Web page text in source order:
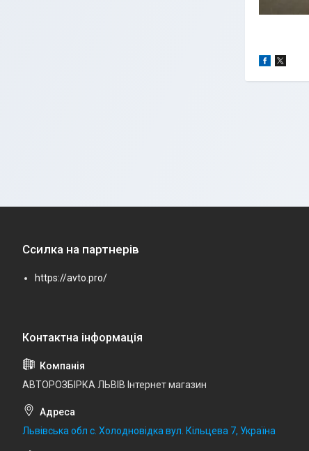
Ссилка на партнерів
https://avto.pro/
АВТОРОЗБІРКА ЛЬВІВ Інтернет магазин
Львівська обл с. Холодновідка вул. Кільцева 7, Україна